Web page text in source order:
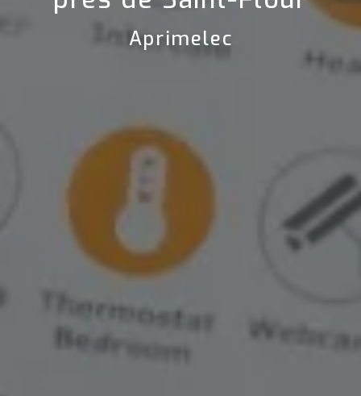
Aprimelec